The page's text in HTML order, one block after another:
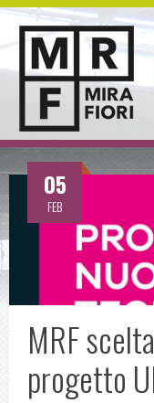
MRF
progetto
05
FEB